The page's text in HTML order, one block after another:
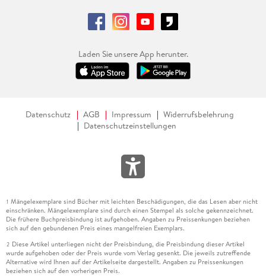
Laden Sie unsere App herunter.
Datenschutz AGB Impressum
Widerrufsbelehrung
Datenschutzeinstellungen
1 Mängelexemplare sind Bücher mit leichten Beschädigungen, die das Lesen aber nicht
einschränken. Mängelexemplare sind durch einen Stempel als solche gekennzeichnet.
Die frühere Buchpreisbindung ist aufgehoben. Angaben zu Preissenkungen beziehen
sich auf den gebundenen Preis eines mangelfreien Exemplars.
2 Diese Artikel unterliegen nicht der Preisbindung, die Preisbindung dieser Artikel
wurde aufgehoben oder der Preis wurde vom Verlag gesenkt. Die jeweils zutreffende
Alternative wird Ihnen auf der Artikelseite dargestellt. Angaben zu Preissenkungen
beziehen sich auf den vorherigen Preis.